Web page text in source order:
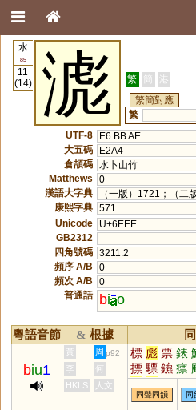
水
85
11
(14)
滮 繁 簡 港
繁簡對應
繁
UTF-8
E6 BB AE
大五碼
E2A4
倉頡碼 水卜山竹
Matthews
0
漢語大字典
（一版）1721；（二
康熙字典 571
Unicode
U+6EEE
GB2312
四角號碼 3211.2
頻序 A/B
0
頻次 A/B
0
普通話
bi o
粵語音節 & 根據
biu1
黃 周 p92 標 彪 票 錶
摽 驃 鑣 瘭
驫 麃 蔈 熛
爂 贆 謤
李
何
HKLS
人文
同聲同韻 同